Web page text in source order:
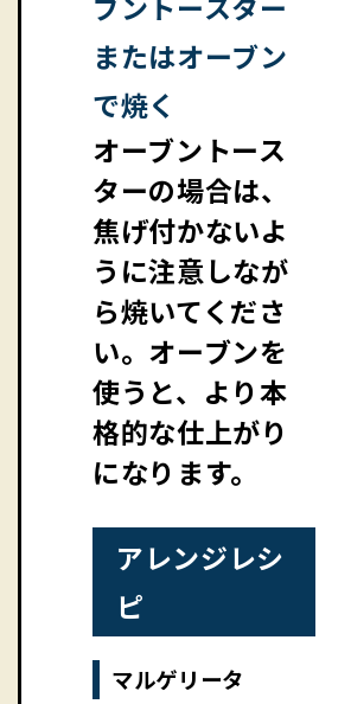
またはオーブン
で焼く
オーブントース
ターの場合は、
焦げ付かないよ
うに注意しなが
ら焼いてくださ
い。オーブンを
使うと、より本
格的な仕上がり
になります。
アレンジレシ
ピ
マルゲリータ